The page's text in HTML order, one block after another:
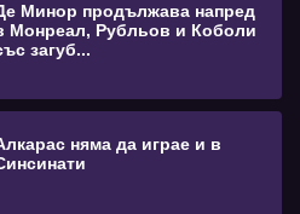
Минор продължава напред
Монреал, Рубльов и Коболи
загуб...
няма да играе и в